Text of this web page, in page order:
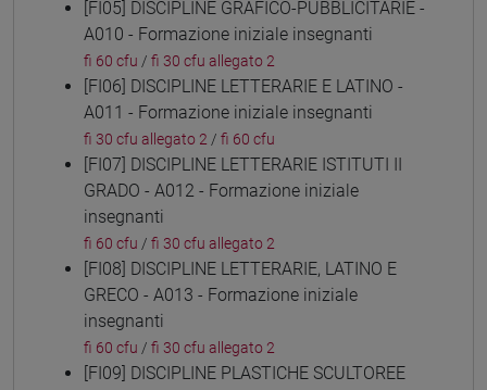
[FI05] DISCIPLINE GRAFICO-PUBBLICITARIE -
A010 - Formazione iniziale insegnanti
fi 60 cfu / fi 30 cfu allegato 2
[FI06] DISCIPLINE LETTERARIE E LATINO -
A011 - Formazione iniziale insegnanti
fi 30 cfu allegato 2 / fi 60 cfu
[FI07] DISCIPLINE LETTERARIE ISTITUTI II
GRADO - A012 - Formazione iniziale
insegnanti
fi 60 cfu / fi 30 cfu allegato 2
[FI08] DISCIPLINE LETTERARIE, LATINO E
GRECO - A013 - Formazione iniziale
insegnanti
fi 60 cfu / fi 30 cfu allegato 2
[FI09] DISCIPLINE PLASTICHE SCULTOREE